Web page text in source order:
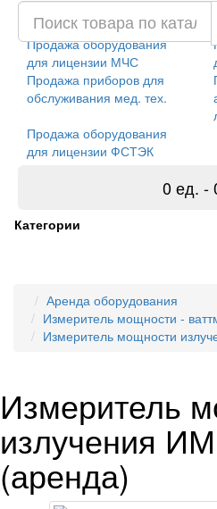
лицензии ФСТЭК
Продажа оборудования
для лицензии МЧС
Продажа приборов для
обслуживания мед. тех.
Продажа оборудования
для лицензии ФСТЭК
0 ед. -
Категории
Аренда оборудования
Измеритель мощности -
Измеритель мощности
Измеритель
излучения
(аренда)